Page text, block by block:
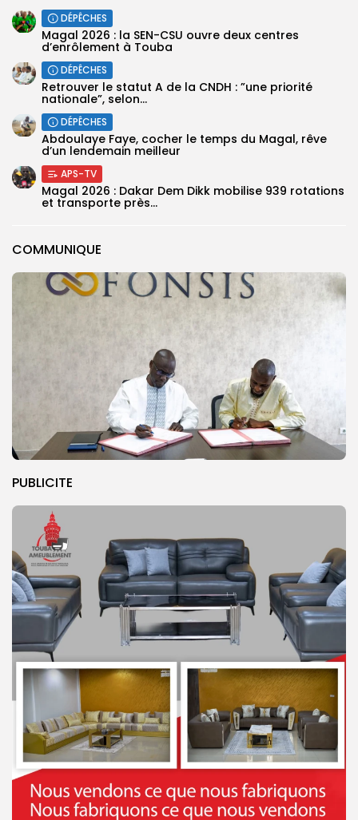
COMMUNIQUE
PUBLICITE
DÉPÊCHES
Magal 2026 : la SEN-CSU ouvre deux centres
d’enrôlement à Touba
DÉPÊCHES
Retrouver le statut A de la CNDH : ”une priorité
nationale”, selon...
DÉPÊCHES
Abdoulaye Faye, cocher le temps du Magal, rêve
d’un lendemain meilleur
APS-TV
Magal 2026 : Dakar Dem Dikk mobilise 939 rotations
et transporte près...